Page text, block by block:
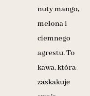
nuty mango,
melona i
ciemnego
agrestu. To
kawa, która
zaskakuje